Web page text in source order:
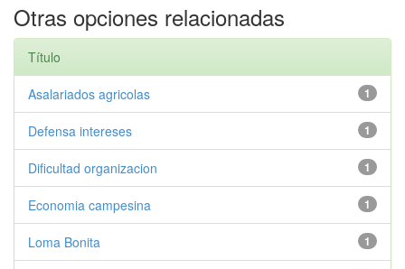
Otras opciones relacionadas
Título
1
Asalariados agricolas
1
Defensa intereses
1
Dificultad organizacion
1
Economia campesina
1
Loma Bonita